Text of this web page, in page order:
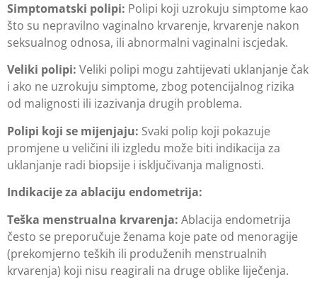
Simptomatski polipi: Polipi koji uzrokuju simptome kao
što su nepravilno vaginalno krvarenje, krvarenje nakon
seksualnog odnosa, ili abnormalni vaginalni iscjedak.
Veliki polipi: Veliki polipi mogu zahtijevati uklanjanje čak
i ako ne uzrokuju simptome, zbog potencijalnog rizika
od malignosti ili izazivanja drugih problema.
Polipi koji se mijenjaju: Svaki polip koji pokazuje
promjene u veličini ili izgledu može biti indikacija za
uklanjanje radi biopsije i isključivanja malignosti.
Indikacije za ablaciju endometrija:
Teška menstrualna krvarenja: Ablacija endometrija
često se preporučuje ženama koje pate od menoragije
(prekomjerno teških ili produženih menstrualnih
krvarenja) koji nisu reagirali na druge oblike liječenja.